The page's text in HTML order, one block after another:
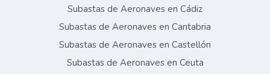
Subastas de Aeronaves en Cádiz
Subastas de Aeronaves en Cantabria
Subastas de Aeronaves en Castellón
Subastas de Aeronaves en Ceuta